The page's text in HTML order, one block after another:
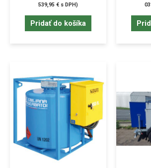
539,95 € s DPH)
Pridať do košíka